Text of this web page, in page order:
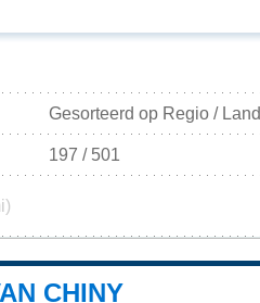
Gesorteerd op Regio / Land
197 / 501
CHINY